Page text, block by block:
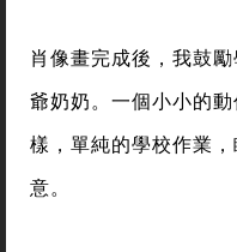
肖像畫完成後，我鼓
爺奶奶。一個小小的
樣，單純的學校作業
意。